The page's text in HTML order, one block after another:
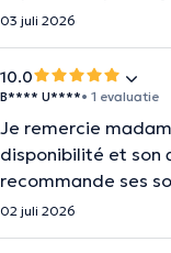
03 juli 2026
10.0
B**** U****• 1 evaluatie
Je remercie
disponibilité et son
recommande ses
02 juli 2026